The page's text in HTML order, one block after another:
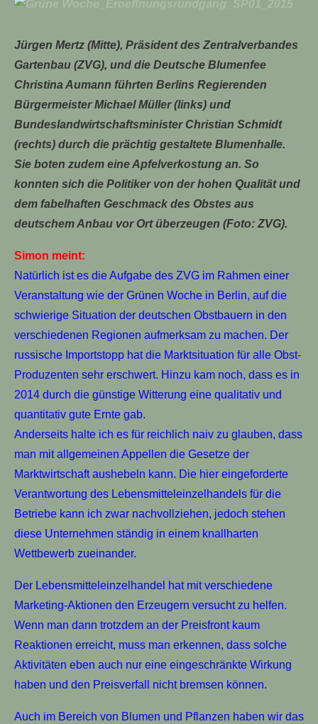
Jürgen Mertz (Mitte), Präsident des Zentralverbandes
Gartenbau (ZVG), und die Deutsche Blumenfee
Christina Aumann führten Berlins Regierenden
Bürgermeister Michael Müller (links) und
Bundeslandwirtschaftsminister Christian Schmidt
(rechts) durch die prächtig gestaltete Blumenhalle.
Sie boten zudem eine Apfelverkostung an. So
konnten sich die Politiker von der hohen Qualität und
dem fabelhaften Geschmack des Obstes aus
deutschem Anbau vor Ort überzeugen (Foto: ZVG).
Simon meint:
Natürlich ist es die Aufgabe des ZVG im Rahmen einer
Veranstaltung wie der Grünen Woche in Berlin, auf die
schwierige Situation der deutschen Obstbauern in den
verschiedenen Regionen aufmerksam zu machen. Der
russische Importstopp hat die Marktsituation für alle Obst-
Produzenten sehr erschwert. Hinzu kam noch, dass es in
2014 durch die günstige Witterung eine qualitativ und
quantitativ gute Ernte gab.
Anderseits halte ich es für reichlich naiv zu glauben, dass
man mit allgemeinen Appellen die Gesetze der
Marktwirtschaft aushebeln kann. Die hier eingeforderte
Verantwortung des Lebensmitteleinzelhandels für die
Betriebe kann ich zwar nachvollziehen, jedoch stehen
diese Unternehmen ständig in einem knallharten
Wettbewerb zueinander.
Der Lebensmitteleinzelhandel hat mit verschiedene
Marketing-Aktionen den Erzeugern versucht zu helfen.
Wenn man dann trotzdem an der Preisfront kaum
Reaktionen erreicht, muss man erkennen, dass solche
Aktivitäten eben auch nur eine eingeschränkte Wirkung
haben und den Preisverfall nicht bremsen können.
Auch im Bereich von Blumen und Pflanzen haben wir das